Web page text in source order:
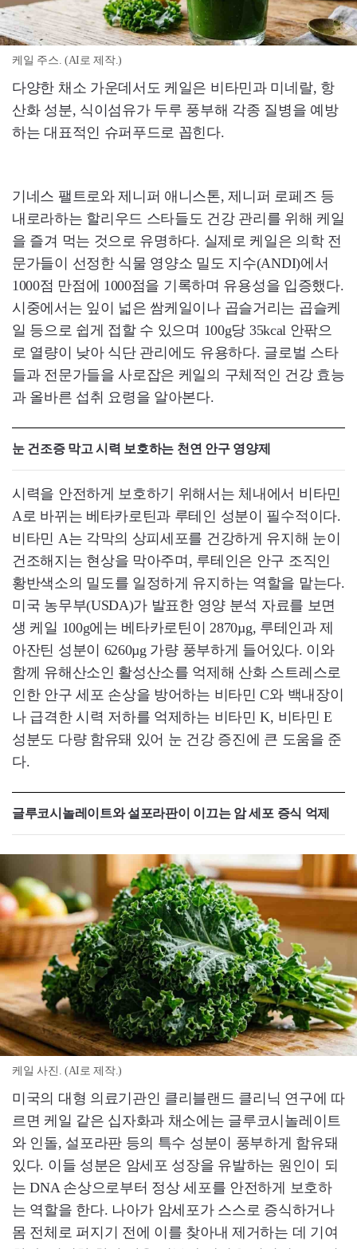
케일 주스. (AI로 제작.)
다양한 채소 가운데서도 케일은 비타민과 미네랄, 항
산화 성분, 식이섬유가 두루 풍부해 각종 질병을 예방
하는 대표적인 슈퍼푸드로 꼽힌다.
기네스 팰트로와 제니퍼 애니스톤, 제니퍼 로페즈 등
내로라하는 할리우드 스타들도 건강 관리를 위해 케일
을 즐겨 먹는 것으로 유명하다. 실제로 케일은 의학 전
문가들이 선정한 식물 영양소 밀도 지수(ANDI)에서
1000점 만점에 1000점을 기록하며 유용성을 입증했다.
시중에서는 잎이 넓은 쌈케일이나 곱슬거리는 곱슬케
일 등으로 쉽게 접할 수 있으며 100g당 35kcal 안팎으
로 열량이 낮아 식단 관리에도 유용하다. 글로벌 스타
들과 전문가들을 사로잡은 케일의 구체적인 건강 효능
과 올바른 섭취 요령을 알아본다.
눈 건조증 막고 시력 보호하는 천연 안구 영양제
시력을 안전하게 보호하기 위해서는 체내에서 비타민
A로 바뀌는 베타카로틴과 루테인 성분이 필수적이다.
비타민 A는 각막의 상피세포를 건강하게 유지해 눈이
건조해지는 현상을 막아주며, 루테인은 안구 조직인
황반색소의 밀도를 일정하게 유지하는 역할을 맡는다.
미국 농무부(USDA)가 발표한 영양 분석 자료를 보면
생 케일 100g에는 베타카로틴이 2870µg, 루테인과 제
아잔틴 성분이 6260µg 가량 풍부하게 들어있다. 이와
함께 유해산소인 활성산소를 억제해 산화 스트레스로
인한 안구 세포 손상을 방어하는 비타민 C와 백내장이
나 급격한 시력 저하를 억제하는 비타민 K, 비타민 E
성분도 다량 함유돼 있어 눈 건강 증진에 큰 도움을 준
다.
글루코시놀레이트와 설포라판이 이끄는 암 세포 증식 억제
케일 사진. (AI로 제작.)
미국의 대형 의료기관인 클리블랜드 클리닉 연구에 따
르면 케일 같은 십자화과 채소에는 글루코시놀레이트
와 인돌, 설포라판 등의 특수 성분이 풍부하게 함유돼
있다. 이들 성분은 암세포 성장을 유발하는 원인이 되
는 DNA 손상으로부터 정상 세포를 안전하게 보호하
는 역할을 한다. 나아가 암세포가 스스로 증식하거나
몸 전체로 퍼지기 전에 이를 찾아내 제거하는 데 기여